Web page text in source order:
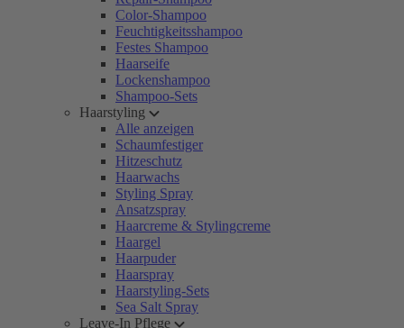
Color-Shampoo
Feuchtigkeitsshampoo
Festes Shampoo
Haarseife
Lockenshampoo
Shampoo-Sets
Haarstyling
Alle anzeigen
Schaumfestiger
Hitzeschutz
Haarwachs
Styling Spray
Ansatzspray
Haarcreme & Stylingcreme
Haargel
Haarpuder
Haarspray
Haarstyling-Sets
Sea Salt Spray
Leave-In Pflege